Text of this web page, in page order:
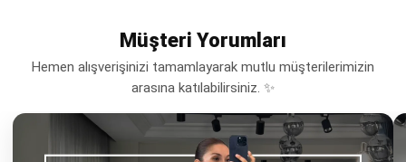
Müşteri Yorumları
Hemen alışverişinizi tamamlayarak mutlu müşterilerimizin
arasına katılabilirsiniz. ✨